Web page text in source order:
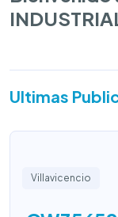
Ultimas
Villavicencio